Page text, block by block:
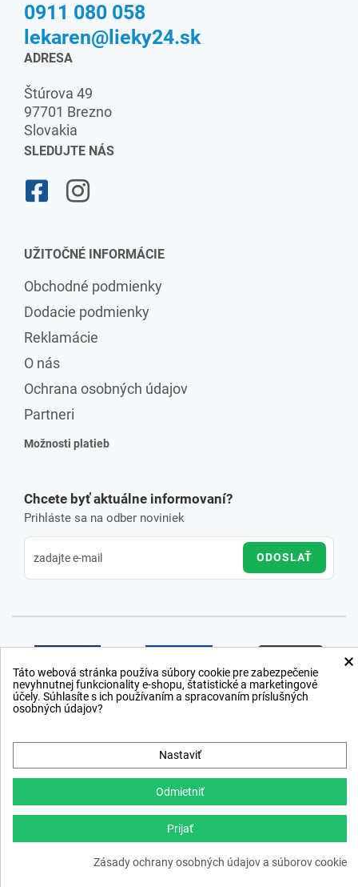
0911 080 058
lekaren@lieky24.sk
ADRESA
Štúrova 49
97701 Brezno
Slovakia
SLEDUJTE NÁS
UŽITOČNÉ INFORMÁCIE
Obchodné podmienky
Dodacie podmienky
Reklamácie
O nás
Ochrana osobných údajov
Partneri
Možnosti platieb
Chcete byť aktuálne informovaní?
Prihláste sa na odber noviniek
ODOSLAŤ
Copyright © 2012 − 2026
webdesign,ppc›netsuccess.sk
×
Táto webová stránka používa súbory cookie pre zabezpečenie
nevyhnutnej funkcionality e-shopu, štatistické a marketingové
účely. Súhlasíte s ich používaním a spracovaním príslušných
osobných údajov?
Nastaviť
Odmietniť
Prijať
Zásady ochrany osobných údajov a súborov cookie